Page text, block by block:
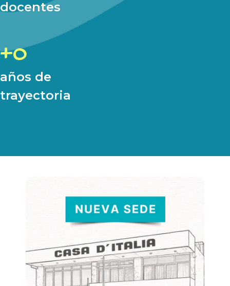
docentes
0
años de
trayectoria